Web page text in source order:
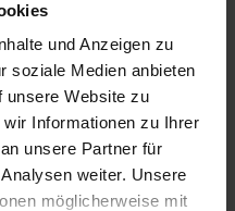
und Anzeigen zu
soziale Medien anbieten
unsere Website zu
Informationen zu Ihrer
unsere Partner für
weiter. Unsere
möglicherweise mit
Optimierung von
setzen wir auf
Tools, um Ihnen ein